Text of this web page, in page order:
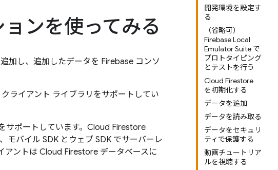
開発環境を設定す
る
（省略可）
Firebase Local
Emulator Suite で
プロトタイピング
とテストを行う
Cloud Firestore
を初期化する
データを追加
データを読み取る
データをセキュリ
ティで保護する
動画チュートリア
ルを視聴する
ンを使ってみる
加し、追加したデータを Firebase コンソ
ライアント ライブラリをサポートしてい
サポートしています。 Cloud Firestore
モバイル SDK とウェブ SDK でサーバーレ
アントは Cloud Firestore データベースに